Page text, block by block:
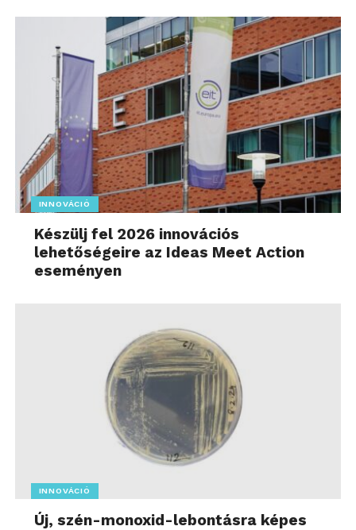
INNOVÁCIÓ
Készülj fel 2026 innovációs
lehetőségeire az Ideas Meet Action
eseményen
INNOVÁCIÓ
Új, szén-monoxid-lebontásra képes